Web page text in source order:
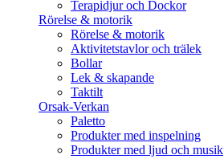
Terapidjur och Dockor
Rörelse & motorik
Rörelse & motorik
Aktivitetstavlor och trälek
Bollar
Lek & skapande
Taktilt
Orsak-Verkan
Paletto
Produkter med inspelning
Produkter med ljud och musik